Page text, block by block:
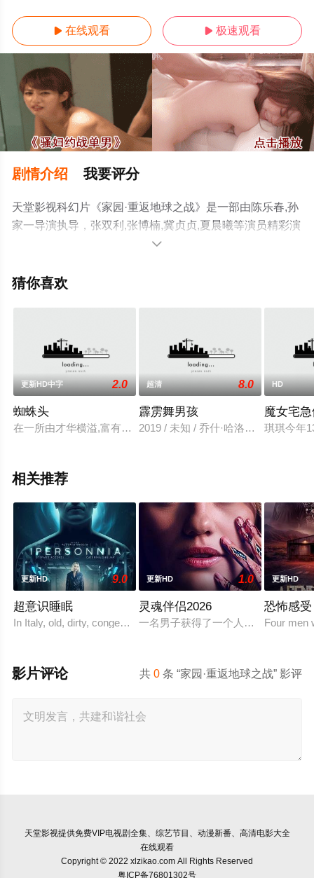
 在线观看  极速观看
剧情介绍 我要评分
天堂影视科幻片《家园·重返地球之战》是一部由陈乐春,孙
家一导演执导，张双利,张博楠,冀贞贞,夏晨曦等演员精彩演
绎的中国大陆电影，手机免费观看高清无删减完整版电影
电视猫或剧情网等平台了解。

猜你喜欢
更新HD中字 2.0
蜘蛛头
在一所由才华横溢,富有远见的史蒂夫·艾纳斯蒂（克里斯·海姆
超清 8.0
霹雳舞男孩
2019 / 未知 / 乔什·哈洛威乔希·佩克
HD
魔女宅
琪琪今年
相关推荐
更新HD 9.0
超意识睡眠
In Italy, old, dirty, congested prisons full of violence and abuse ar
更新HD 1.0
灵魂伴侣2026
一名男子获得了一个人工智能机器人
更新HD
恐怖感受
Four men
共0 条 “家园·重返地球之战” 影评
影片评论
天堂影视提供免费VIP电视剧全集、综艺节目、动漫新番、高清电影大全
在线观看
Copyright © 2022 xlzikao.com All Rights Reserved
粤ICP备76801302号